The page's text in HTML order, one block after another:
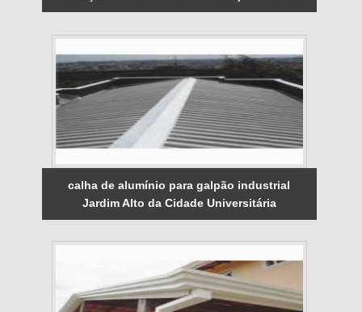
calha de alumínio para galpão industrial
Jardim Alto da Cidade Universitária